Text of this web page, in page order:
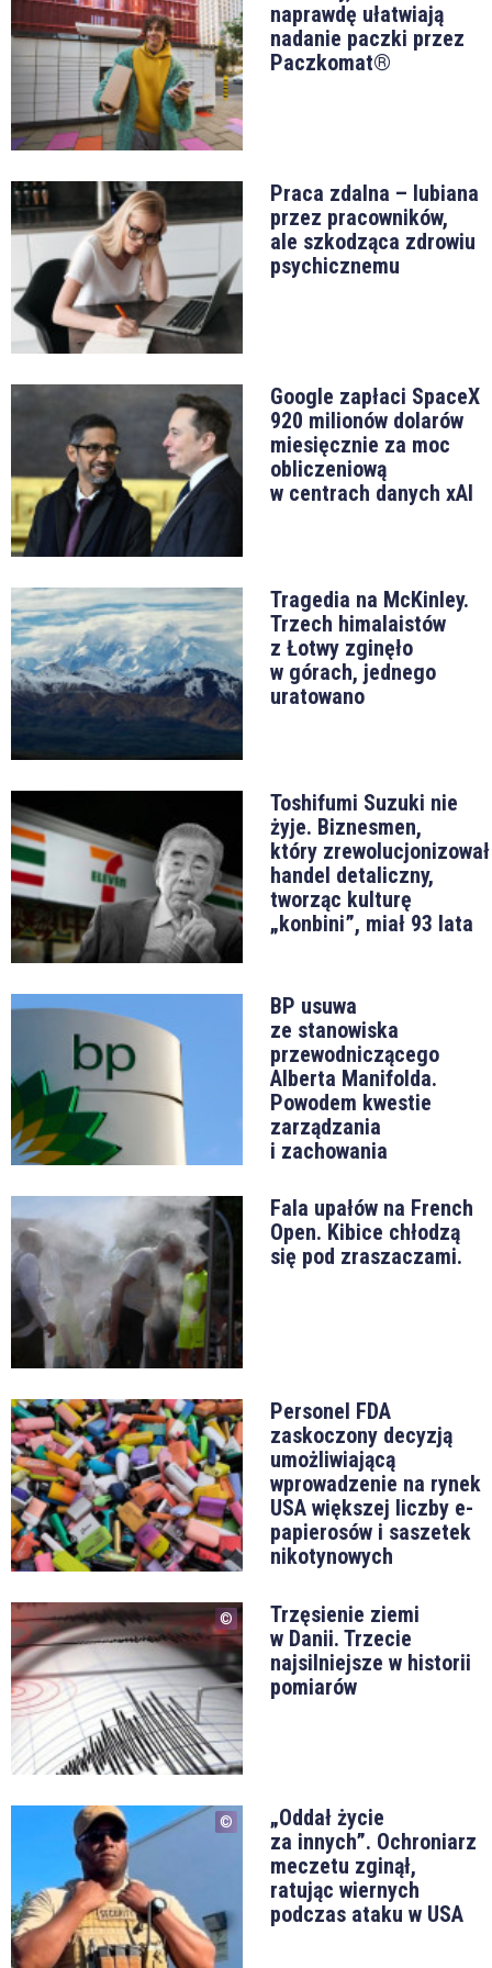
naprawdę ułatwiają
nadanie paczki przez
Paczkomat®
Praca zdalna – lubiana
przez pracowników,
ale szkodząca zdrowiu
psychicznemu
Google zapłaci SpaceX
920 milionów dolarów
miesięcznie za moc
obliczeniową
w centrach danych xAI
Tragedia na McKinley.
Trzech himalaistów
z Łotwy zginęło
w górach, jednego
uratowano
Toshifumi Suzuki nie
żyje. Biznesmen,
który zrewolucjonizował
handel detaliczny,
tworząc kulturę
„konbini”, miał 93 lata
BP usuwa
ze stanowiska
przewodniczącego
Alberta Manifolda.
Powodem kwestie
zarządzania
i zachowania
Fala upałów na French
Open. Kibice chłodzą
się pod zraszaczami.
Personel FDA
zaskoczony decyzją
umożliwiającą
wprowadzenie na rynek
USA większej liczby e-
papierosów i saszetek
nikotynowych
Trzęsienie ziemi
w Danii. Trzecie
najsilniejsze w historii
pomiarów
„Oddał życie
za innych”. Ochroniarz
meczetu zginął,
ratując wiernych
podczas ataku w USA